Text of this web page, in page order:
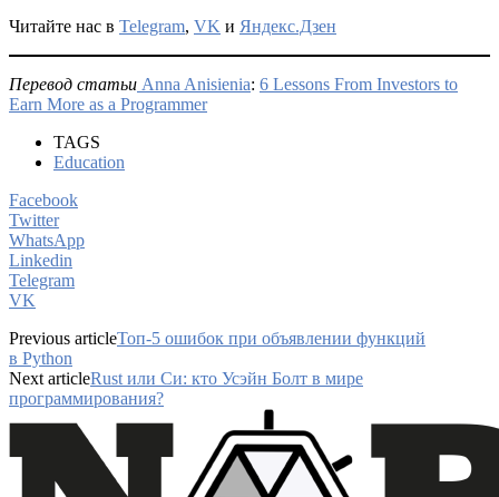
Читайте нас в Telegram, VK и Яндекс.Дзен
Перевод статьи Anna Anisienia: 6 Lessons From Investors to
Earn More as a Programmer
TAGS
Education
Facebook
Twitter
WhatsApp
Linkedin
Telegram
VK
Previous articleТоп-5 ошибок при объявлении функций
в Python
Next articleRust или Си: кто Усэйн Болт в мире
программирования?